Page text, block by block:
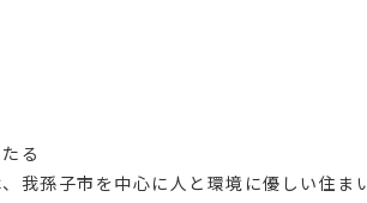
る
我孫子市を中心に人と環境に優しい住ま